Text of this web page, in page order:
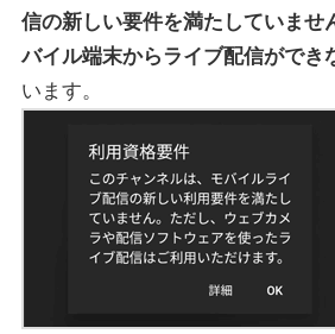
信の新しい要件を満たしていませ
バイル端末からライブ配信ができ
います。